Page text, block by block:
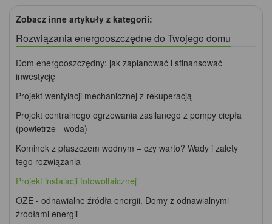
Zobacz inne artykuły z kategorii:
Rozwiązania energooszczędne do Twojego domu
Dom energooszczędny: jak zaplanować i sfinansować
inwestycję
Projekt wentylacji mechanicznej z rekuperacją
Projekt centralnego ogrzewania zasilanego z pompy ciepła
(powietrze - woda)
Kominek z płaszczem wodnym – czy warto? Wady i zalety
tego rozwiązania
Projekt instalacji fotowoltaicznej
OZE - odnawialne źródła energii. Domy z odnawialnymi
źródłami energii